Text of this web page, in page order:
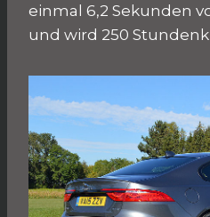
einmal 6,2 Sekunden
und wird 250